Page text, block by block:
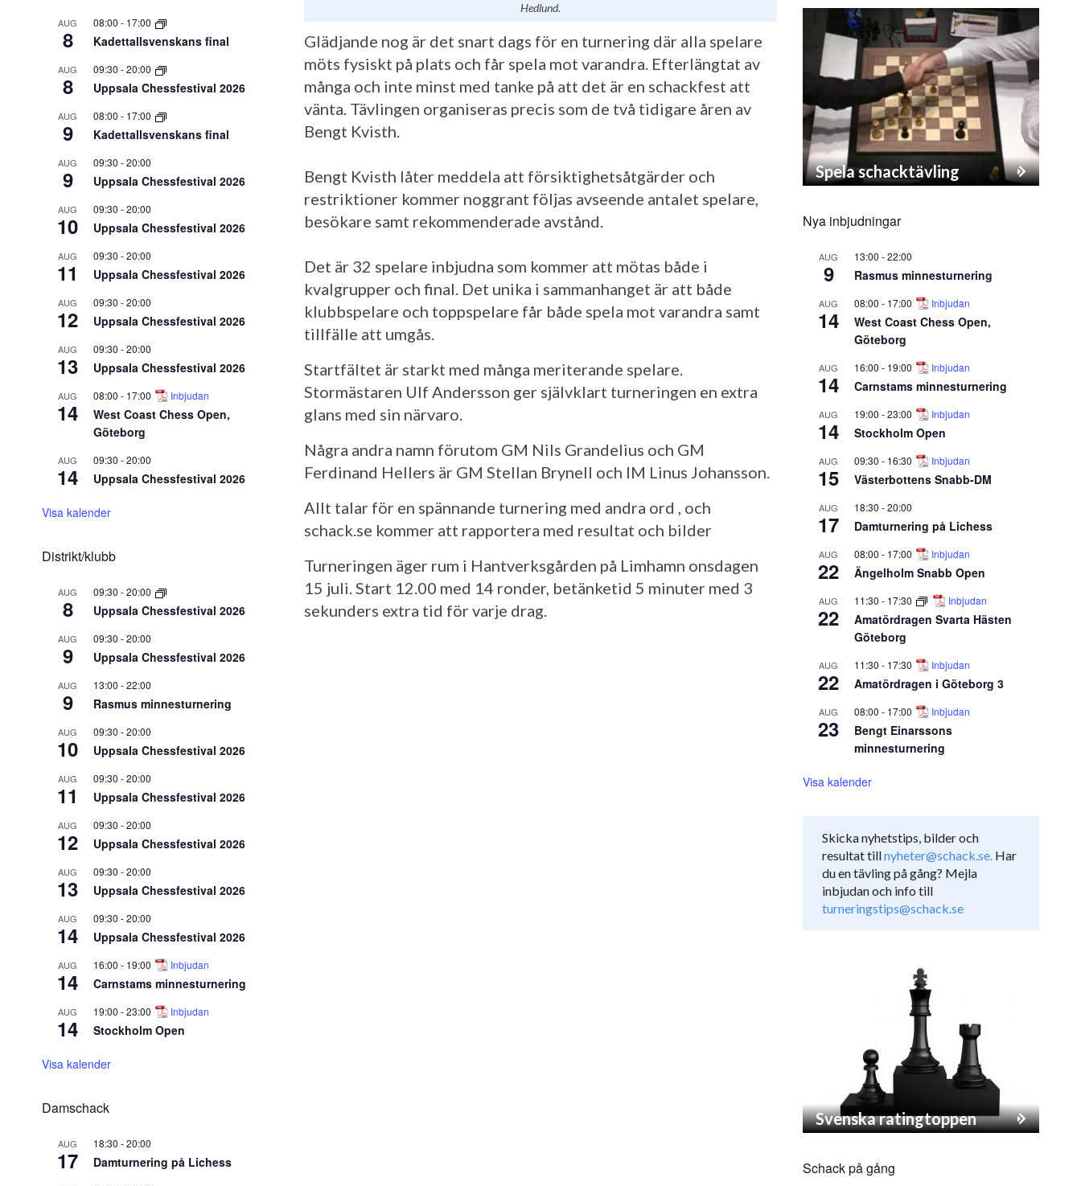
AUG
8
08:00 - 17:00
Kadettallsvenskans final
AUG
8
09:30 -20:00
Uppsala Chessfestival 2026
AUG
9
08:00 - 17:00
Kadettallsvenskans final
AUG
9
09:30 -20:00
Uppsala Chessfestival 2026
AUG
10
09:30 -20:00
Uppsala Chessfestival 2026
AUG
11
09:30 -20:00
Uppsala Chessfestival 2026
AUG
12
09:30 -20:00
Uppsala Chessfestival 2026
AUG
13
09:30 -20:00
Uppsala Chessfestival 2026
AUG
14
08:00 - 17:00 Inbjudan
West Coast Chess Open,
Göteborg
AUG
14
09:30 -20:00
Uppsala Chessfestival 2026
Visa kalender
Distrikt/klubb
AUG
8
09:30 -20:00
Uppsala Chessfestival 2026
AUG
9
09:30 -20:00
Uppsala Chessfestival 2026
AUG
9
13:00 -22:00
Rasmus minnesturnering
AUG
10
09:30 -20:00
Uppsala Chessfestival 2026
AUG
11
09:30 -20:00
Uppsala Chessfestival 2026
AUG
12
09:30 -20:00
Uppsala Chessfestival 2026
AUG
13
09:30 -20:00
Uppsala Chessfestival 2026
AUG
14
09:30 -20:00
Uppsala Chessfestival 2026
AUG
14
16:00 - 19:00 Inbjudan
Carnstams minnesturnering
AUG
14
19:00 -23:00 Inbjudan
Stockholm Open
Visa kalender
Damschack
AUG
17
18:30 -20:00
Damturnering på Lichess
Hedlund.
Glädjande nog är det snart dags för en turnering där alla spelare
möts fysiskt på plats och får spela mot varandra. Efterlängtat av
många och inte minst med tanke på att det är en schackfest att
vänta. Tävlingen organiseras precis som de två tidigare åren av
Bengt Kvisth.
Bengt Kvisth låter meddela att försiktighetsåtgärder och
restriktioner kommer noggrant följas avseende antalet spelare,
besökare samt rekommenderade avstånd.
Det är 32 spelare inbjudna som kommer att mötas både i
kvalgrupper och final. Det unika i sammanhanget är att både
klubbspelare och toppspelare får både spela mot varandra samt
tillfälle att umgås.
Startfältet är starkt med många meriterande spelare.
Stormästaren Ulf Andersson ger självklart turneringen en extra
glans med sin närvaro.
Några andra namn förutom GM Nils Grandelius och GM
Ferdinand Hellers är GM Stellan Brynell och IM Linus Johansson.
Allt talar för en spännande turnering med andra ord , och
schack.se kommer att rapportera med resultat och bilder
Turneringen äger rum i Hantverksgården på Limhamn onsdagen
15 juli. Start 12.00 med 14 ronder, betänketid 5 minuter med 3
sekunders extra tid för varje drag.
Spela schacktävling
Nya inbjudningar
AUG
9
13:00 -22:00
Rasmus minnesturnering
AUG
14
08:00 - 17:00 Inbjudan
West Coast Chess Open,
Göteborg
AUG
14
16:00 - 19:00 Inbjudan
Carnstams minnesturnering
AUG
14
19:00 -23:00 Inbjudan
Stockholm Open
AUG
15
09:30 - 16:30 Inbjudan
Västerbottens Snabb-DM
AUG
17
18:30 -20:00
Damturnering på Lichess
AUG
22
08:00 - 17:00 Inbjudan
Ängelholm Snabb Open
AUG
22
11:30 - 17:30 Inbjudan
Amatördragen Svarta Hästen
Göteborg
AUG
22
11:30 - 17:30 Inbjudan
Amatördragen i Göteborg 3
AUG
23
08:00 - 17:00 Inbjudan
Bengt Einarssons
minnesturnering
Visa kalender
Skicka nyhetstips, bilder och
resultat tillnyheter@schack.se. Har
du en tävling på gång? Mejla
inbjudan och info till
turneringstips@schack.se
Svenska ratingtoppen
Schack på gång